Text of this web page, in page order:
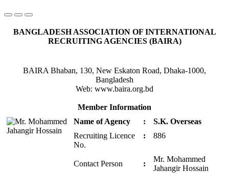
BANGLADESH ASSOCIATION OF INTERNATIONAL
RECRUITING AGENCIES (BAIRA)
BAIRA Bhaban, 130, New Eskaton Road, Dhaka-1000,
Bangladesh
Web: www.baira.org.bd
Member Information
Name of Agency
:
S.K. Overseas
Recruiting Licence
No.
: 886
Contact Person :
Mr. Mohammed
Jahangir Hossain